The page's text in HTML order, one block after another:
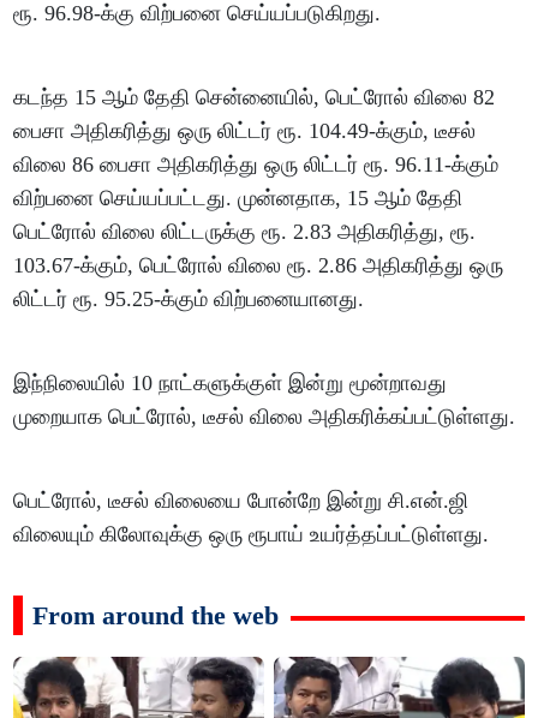
ரூ. 96.98-க்கு விற்பனை செய்யப்படுகிறது.
கடந்த 15 ஆம் தேதி சென்னையில், பெட்ரோல் விலை 82
பைசா அதிகரித்து ஒரு லிட்டர் ரூ. 104.49-க்கும், டீசல்
விலை 86 பைசா அதிகரித்து ஒரு லிட்டர் ரூ. 96.11-க்கும்
விற்பனை செய்யப்பட்டது. முன்னதாக, 15 ஆம் தேதி
பெட்ரோல் விலை லிட்டருக்கு ரூ. 2.83 அதிகரித்து, ரூ.
103.67-க்கும், பெட்ரோல் விலை ரூ. 2.86 அதிகரித்து ஒரு
லிட்டர் ரூ. 95.25-க்கும் விற்பனையானது.
இந்நிலையில் 10 நாட்களுக்குள் இன்று மூன்றாவது
முறையாக பெட்ரோல், டீசல் விலை அதிகரிக்கப்பட்டுள்ளது.
பெட்ரோல், டீசல் விலையை போன்றே இன்று சி.என்.ஜி
விலையும் கிலோவுக்கு ஒரு ரூபாய் உயர்த்தப்பட்டுள்ளது.
From around the web